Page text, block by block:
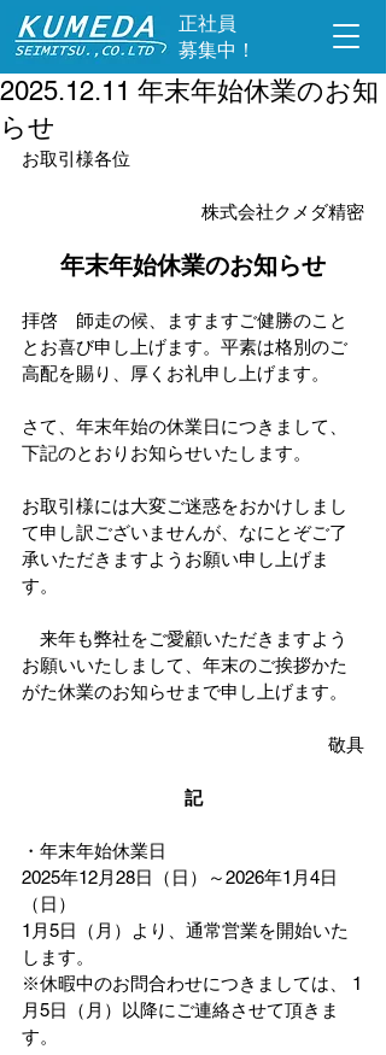
​正社員
募集中！
2025.12.11 年末年始休業のお知
らせ
お取引様各位
株式会社クメダ精密
年末年始休業のお知らせ
拝啓　師走の候、ますますご健勝のこと
とお喜び申し上げます。平素は格別のご
高配を賜り、厚くお礼申し上げます。
さて、年末年始の休業日につきまして、
下記のとおりお知らせいたします。
お取引様には大変ご迷惑をおかけしまし
て申し訳ございませんが、なにとぞご了
承いただきますようお願い申し上げま
す。
来年も弊社をご愛顧いただきますよう
お願いいたしまして、年末のご挨拶かた
がた休業のお知らせまで申し上げます。
敬具
記
・年末年始休業日
2025年12月28日（日）～2026年1月4日
（日）
1月5日（月）より、通常営業を開始いた
します。
※休暇中のお問合わせにつきましては、 1
月5日（月）以降にご連絡させて頂きま
す。